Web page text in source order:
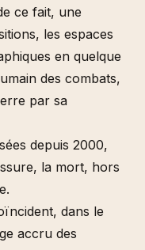
ce fait, une
les espaces
en quelque
des combats,
par sa
depuis 2000,
la mort, hors
dans le
accru des